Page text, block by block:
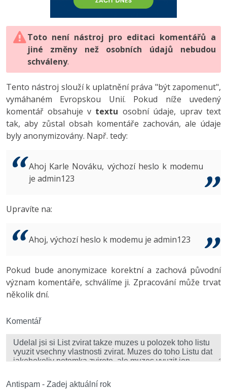
HTML5, CSS3, Bootstrap, SEO
SQL a databáze
Testování a verzování
UML a návrhové vzory
React
Spring
ASP.NET MVC
Best practices
PHP
JavaScript
Python
HTML / CSS
UML a návrhové vzory
MySQL/MariaDB
MS-SQL
Vývojář mobilních aplikací
C# Game developer
Tester
Systémový administrátor
3D grafik
Copywriter
WordPress specialista
-80%
JavaScript -80%
PHP -80%
Swift -80%
Kotlin -80%
VB.NET
Algoritmy -41%
Umělá inteligence (AI) -10%
Fórum
Digitální gramotnost
Marketing
WordPress
SEO
UX
Business
Copywriting
Windows
Kybernetická bezpečnost
-80%
Adobe Illustrator -80%
Adobe Lightroom
Adobe XD
Adobe InDesign -25%
Adobe After Effects
Inkscape
Fórum
Toto není nástroj pro editaci komentářů a
jiné změny než osobních údajů nebudou
schváleny.
Tento nástroj slouží k uplatnění práva "být zapomenut",
vymáhaném Evropskou Unií. Pokud níže uvedený
komentář obsahuje v textu osobní údaje, uprav text
tak, aby zůstal obsah komentáře zachován, ale údaje
byly anonymizovány. Např. tedy:
Ahoj Karle Nováku, výchozí heslo k modemu
je admin123
Upravíte na:
Ahoj, výchozí heslo k modemu je admin123
Pokud bude anonymizace korektní a zachová původní
význam komentáře, schválíme ji. Zpracování může trvat
několik dní.
Komentář
Antispam - Zadej aktuální rok